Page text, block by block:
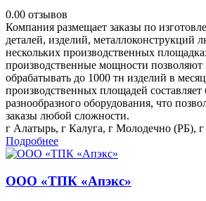
0.00 отзывов
Компания размещает заказы по
деталей, изделий, металлоконструкций
нескольких производственных
производственные мощности позволяют
обрабатывать до 1000 тн изделий в
производственных площадей составляет
разнообразного оборудования, что
заказы любой сложности.
г Алатырь, г Калуга, г Молодечно (РБ),
Подробнее
ООО «ТПК «Апэкс»